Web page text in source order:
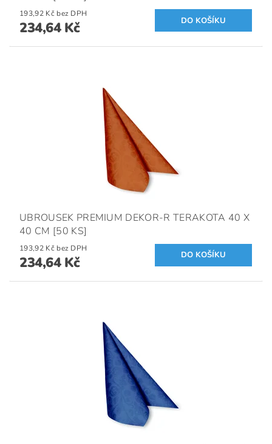
193,92 Kč bez DPH
234,64 Kč
UBROUSEK PREMIUM DEKOR-R TERAKOTA 40 X
40 CM [50 KS]
193,92 Kč bez DPH
234,64 Kč